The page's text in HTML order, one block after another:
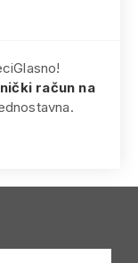
račun na